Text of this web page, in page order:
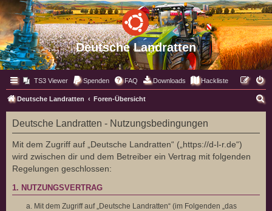
Deutsche Landratten
TS3 Viewer Spenden FAQ Downloads Hackliste
Deutsche Landratten Foren-Übersicht
u
Deutsche Landratten - Nutzungsbedingungen
Mit dem Zugriff auf „Deutsche Landratten“ („https://d-l-r.de“)
wird zwischen dir und dem Betreiber ein Vertrag mit folgenden
Regelungen geschlossen:
1. NUTZUNGSVERTRAG
Mit dem Zugriff auf „Deutsche Landratten“ (im Folgenden „das